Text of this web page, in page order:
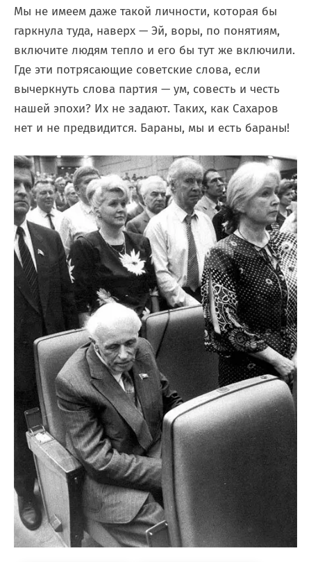
Мы не имеем даже такой личности, которая бы
гаркнула туда, наверх — Эй, воры, по понятиям,
включите людям тепло и его бы тут же включили.
Где эти потрясающие советские слова, если
вычеркнуть слова партия — ум, совесть и честь
нашей эпохи? Их не задают. Таких, как Сахаров
нет и не предвидится. Бараны, мы и есть бараны!